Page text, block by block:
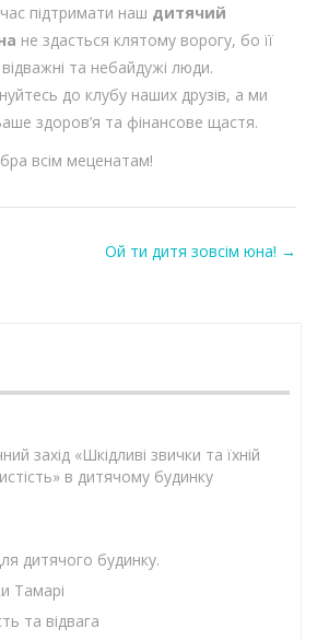
підтримати наш дитячий
не здасться клятому ворогу, бо її
та небайдужі люди.
до клубу наших друзів, а ми
здоров’я та фінансове щастя.
всім меценатам!
Ой ти дитя зовсім юна! →
захід «Шкідливі звички та їхній
в дитячому будинку
дитячого будинку.
Тамарі
та відвага